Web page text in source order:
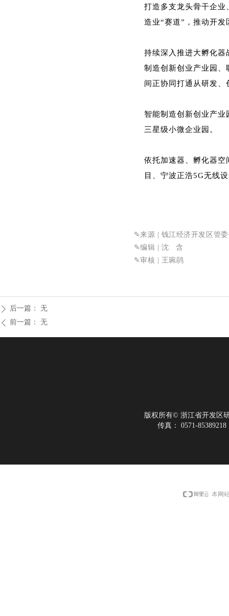
打造多支龙头骨干企
造业“赛道”，推动开
持续深入推进大孵化
制造创新创业产业园、
间正协同打通从研发
智能制造创新创业产
三星级小微企业园。
依托加速器、孵化器
目、宁波正浩5G无线
✎ 来源 | 钱江经济开发区管
✎编辑 | 沈 含
✎审核 | 王琬鹃
ꄴ 前一篇： 无
ꄲ 后一篇： 无
版权所有© 浙江省开发区
传真：
0571-85389218
本网